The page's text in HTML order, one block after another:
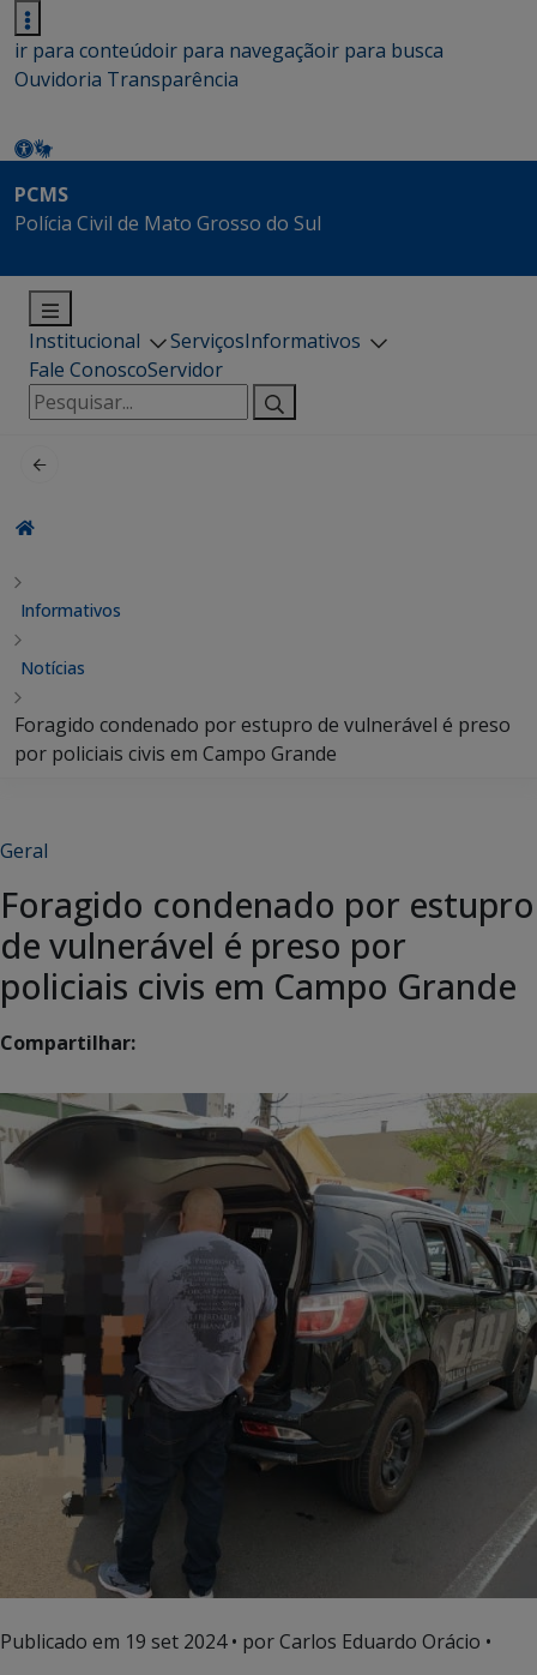
ir para conteúdoir para navegaçãoir para busca
Ouvidoria Transparência
PCMS
Polícia Civil de Mato Grosso do Sul
Institucional ServiçosInformativos
Fale ConoscoServidor
Pesquisar
por:
Informativos
Notícias
Foragido condenado por estupro de vulnerável é preso
por policiais civis em Campo Grande
Geral
Foragido condenado por estupro
de vulnerável é preso por
policiais civis em Campo Grande
Compartilhar:
Publicado em 19 set 2024• por Carlos Eduardo Orácio •